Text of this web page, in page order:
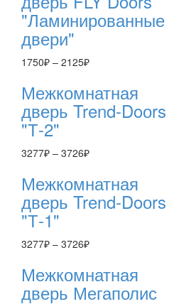
"Ламинированные
двери"
1750₽ – 2125₽Диапазон
1750₽
–
2125₽
Межкомнатная
дверь Trend-Doоrs
"Т-2"
3277₽ – 3726₽Диапазон
3277₽
–
3726₽
Межкомнатная
дверь Trend-Doоrs
"Т-1"
3277₽ – 3726₽Диапазон
3277₽
–
3726₽
Межкомнатная
дверь Мегаполис